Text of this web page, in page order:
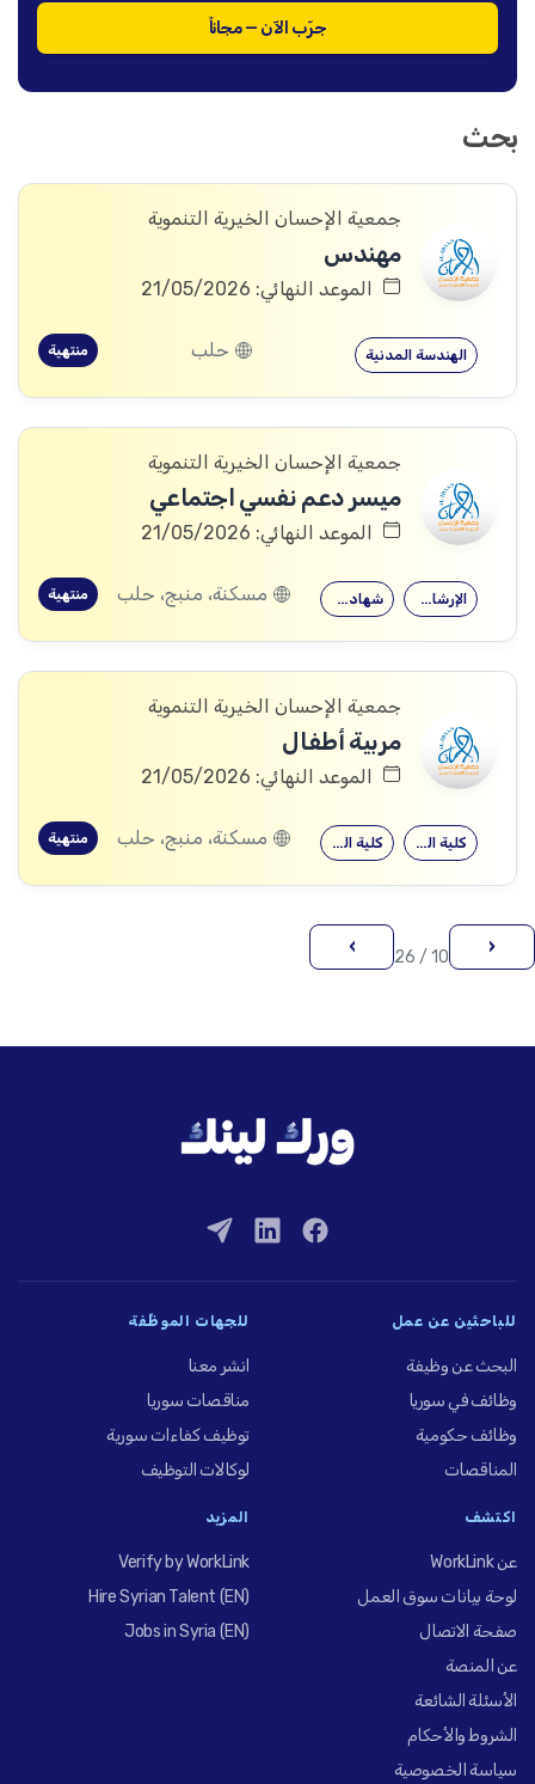
جرّب الآن — مجاناً
بحث
جمعية الإحسان الخيرية التنموية
مهندس
الموعد النهائي: 21/05/2026
الهندسة المدنية حلب منتهية
جمعية الإحسان الخيرية التنموية
ميسر دعم نفسي اجتماعي
الموعد النهائي: 21/05/2026
شهادة جامعية الإرشاد النفسي مسكنة، منبج، حلب منتهية
جمعية الإحسان الخيرية التنموية
مربية أطفال
الموعد النهائي: 21/05/2026
كلية التربية كلية التربية مسكنة، منبج، حلب منتهية
‹
10 / 26
›
للباحثين عن عمل
البحث عن وظيفة
وظائف في سوريا
وظائف حكومية
المناقصات
للجهات الموظِّفة
انشر معنا
مناقصات سوريا
توظيف كفاءات سورية
لوكالات التوظيف
اكتشف
عن WorkLink
لوحة بيانات سوق العمل
صفحة الاتصال
عن المنصة
الأسئلة الشائعة
الشروط والأحكام
سياسة الخصوصية
المزيد
Verify by WorkLink
Hire Syrian Talent (EN)
Jobs in Syria (EN)